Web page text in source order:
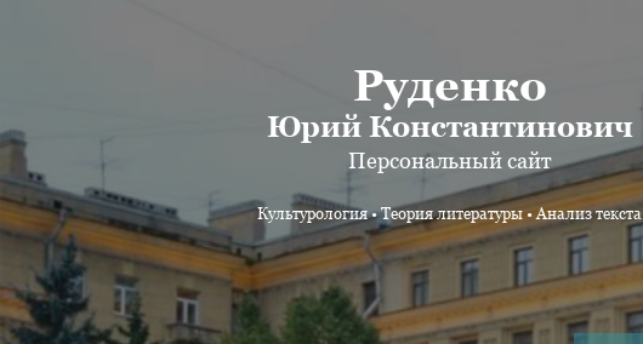
Руденко
Юрий Константинович
Персональный сайт
Культурология • Теория литературы • Анализ текста